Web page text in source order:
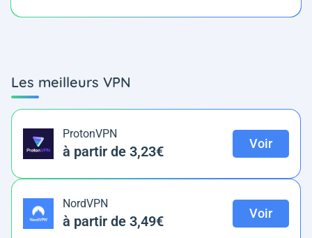
Les meilleurs VPN
ProtonVPN
à partir de 3,23€ Voir
NordVPN
à partir de 3,49€ Voir